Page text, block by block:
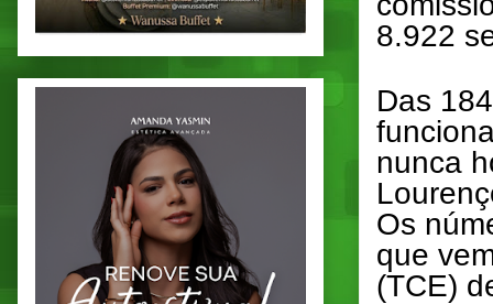
8.922
Das
nunca
Os
que
(TCE)